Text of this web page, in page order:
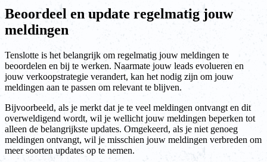
Beoordeel en update regelmatig jouw
meldingen
Tenslotte is het belangrijk om regelmatig jouw meldingen te
beoordelen en bij te werken. Naarmate jouw leads evolueren en
jouw verkoopstrategie verandert, kan het nodig zijn om jouw
meldingen aan te passen om relevant te blijven.
Bijvoorbeeld, als je merkt dat je te veel meldingen ontvangt en dit
overweldigend wordt, wil je wellicht jouw meldingen beperken tot
alleen de belangrijkste updates. Omgekeerd, als je niet genoeg
meldingen ontvangt, wil je misschien jouw meldingen verbreden om
meer soorten updates op te nemen.